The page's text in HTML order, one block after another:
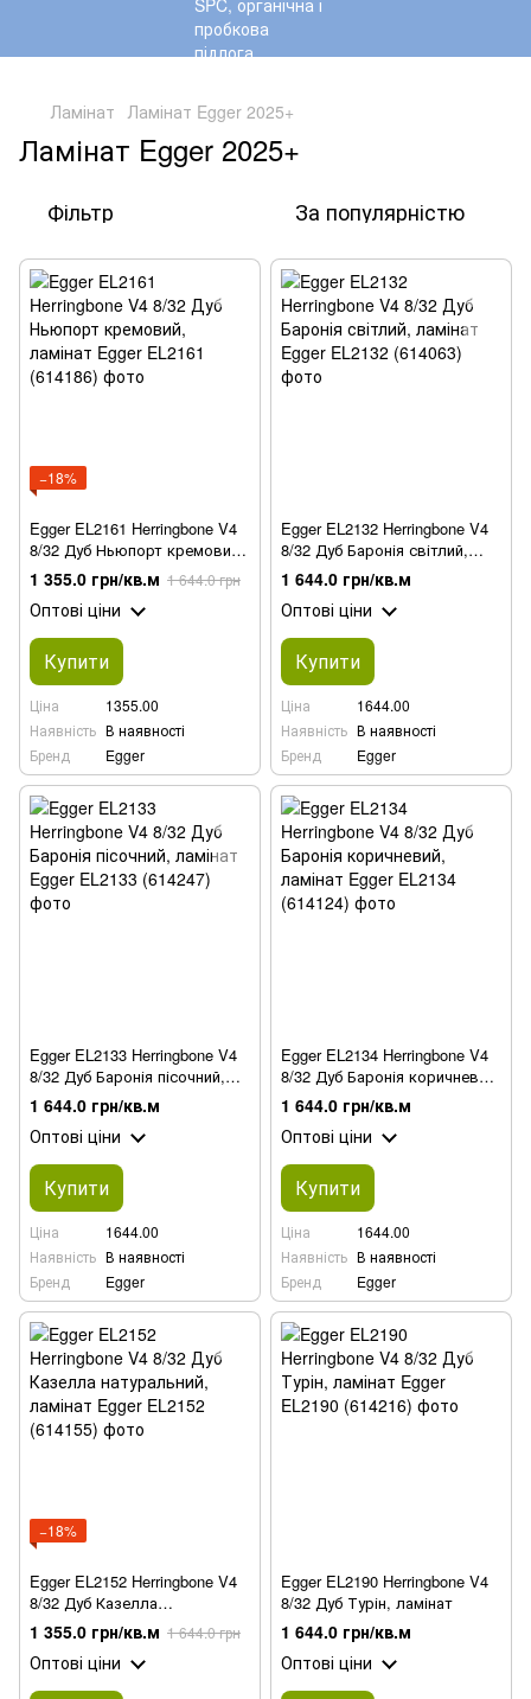
Ламінат Ламінат Egger 2025+
Ламінат Egger 2025+
Фільтр За популярністю
−18%
Egger EL2161 Herringbone V4
8/32 Дуб Ньюпорт кремовий,
ламінат
1 355.0 грн/кв.м 1 644.0 грн
Оптові ціни
Купити
Ціна
1355.00
Наявність В наявності
Бренд
Egger
Egger EL2132 Herringbone V4
8/32 Дуб Баронія світлий,
ламінат
1 644.0 грн/кв.м
Оптові ціни
Купити
Ціна
1644.00
Наявність В наявності
Бренд
Egger
Egger EL2133 Herringbone V4
8/32 Дуб Баронія пісочний,
ламінат
1 644.0 грн/кв.м
Оптові ціни
Купити
Ціна
1644.00
Наявність В наявності
Бренд
Egger
Egger EL2134 Herringbone V4
8/32 Дуб Баронія коричневий,
ламінат
1 644.0 грн/кв.м
Оптові ціни
Купити
Ціна
1644.00
Наявність В наявності
Бренд
Egger
−18%
Egger EL2152 Herringbone V4
8/32 Дуб Казелла
натуральний, ламінат
1 355.0 грн/кв.м 1 644.0 грн
Оптові ціни
Egger EL2190 Herringbone V4
8/32 Дуб Турін, ламінат
1 644.0 грн/кв.м
Оптові ціни